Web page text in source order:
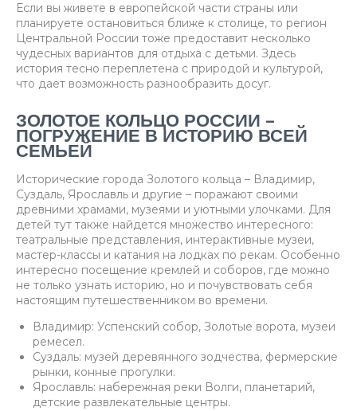
Если вы живете в европейской части страны или
планируете остановиться ближе к столице, то регион
Центральной России тоже предоставит несколько
чудесных вариантов для отдыха с детьми. Здесь
история тесно переплетена с природой и культурой,
что дает возможность разнообразить досуг.
ЗОЛОТОЕ КОЛЬЦО РОССИИ –
ПОГРУЖЕНИЕ В ИСТОРИЮ ВСЕЙ
СЕМЬЕЙ
Исторические города Золотого кольца – Владимир,
Суздаль, Ярославль и другие – поражают своими
древними храмами, музеями и уютными улочками. Для
детей тут также найдется множество интересного:
театральные представления, интерактивные музеи,
мастер-классы и катания на лодках по рекам. Особенно
интересно посещение кремлей и соборов, где можно
не только узнать историю, но и почувствовать себя
настоящим путешественником во времени.
Владимир: Успенский собор, Золотые ворота, музеи
ремесел.
Суздаль: музей деревянного зодчества, фермерские
рынки, конные прогулки.
Ярославль: набережная реки Волги, планетарий,
детские развлекательные центры.